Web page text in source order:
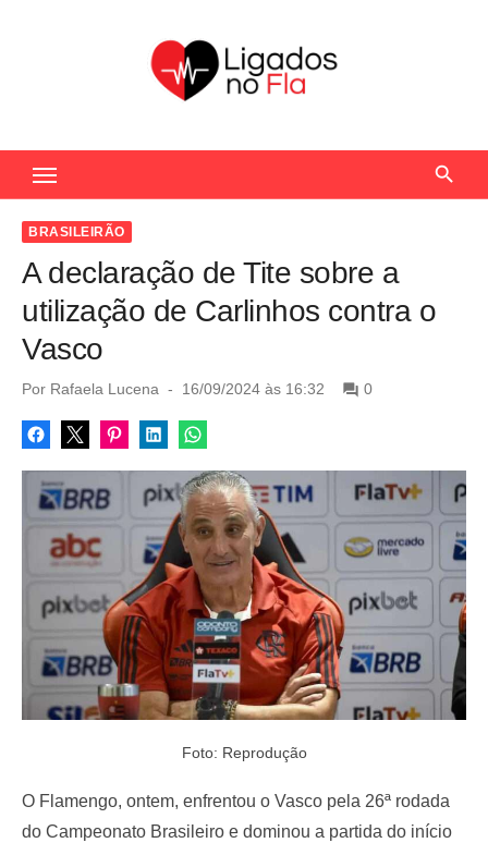
c
BRASILEIRÃO
A declaração de Tite sobre a
utilização de Carlinhos contra o
Vasco
Por Rafaela Lucena
P
s
t
d
o
n
16/09/2024 às 16:32 0
Foto: Reprodução
O Flamengo, ontem, enfrentou o Vasco pela 26ª rodada
do Campeonato Brasileiro e dominou a partida do início